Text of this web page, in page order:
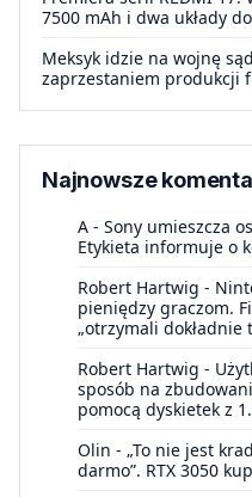
7500 mAh i dwa układy
Meksyk idzie na wojnę
zaprzestaniem produkcji
Najnowsze
A - Sony umieszcza
Etykieta informuje o
Robert Hartwig -
pieniędzy graczom.
„otrzymali dokładnie
Robert Hartwig -
sposób na
pomocą dyskietek z
Olin - „To nie jest
darmo”. RTX 3050